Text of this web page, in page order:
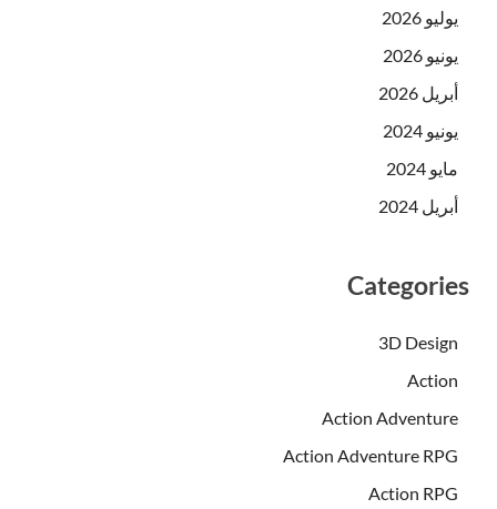
يوليو 2026
يونيو 2026
أبريل 2026
يونيو 2024
مايو 2024
أبريل 2024
Categories
3D Design
Action
Action Adventure
Action Adventure RPG
Action RPG